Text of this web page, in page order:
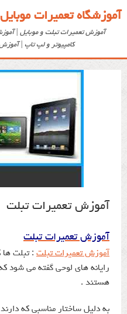
آموزشگاه تعمیرات
آموزش تعمیرات تبلت و موبایل |
کامپیوتر و لپ تاپ |
آموزش تعمیرات تبلت
آموزش تعمیرات تبلت
آموزش تعمیرات تبلت
آموزش تعمیرات تبلت : تبلت
رایانه های لوحی گفته می شود
هستند .
به دلیل ساختار مناسبی که